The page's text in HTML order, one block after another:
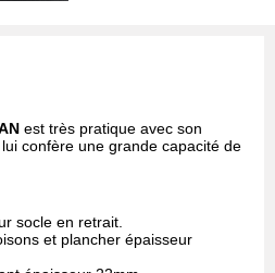
est très pratique avec son
confère une grande capacité de
socle en retrait.
et plancher épaisseur